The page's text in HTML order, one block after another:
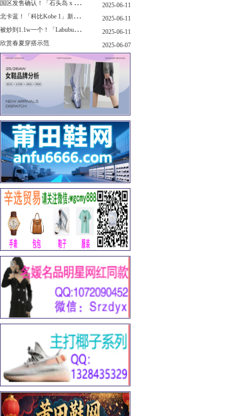
国
区发售确认！「石头岛 x New Balance」新联名曝光，定档了！ 2025-06-11
北
卡蓝！「科比Kobe 1」新配色要发售了... 2025-06-11
被
炒到1.1w一个！「Labubu x sacai」三方特殊联名曝光...
2025-06-11
欣赏春夏穿搭示范
2025-06-07